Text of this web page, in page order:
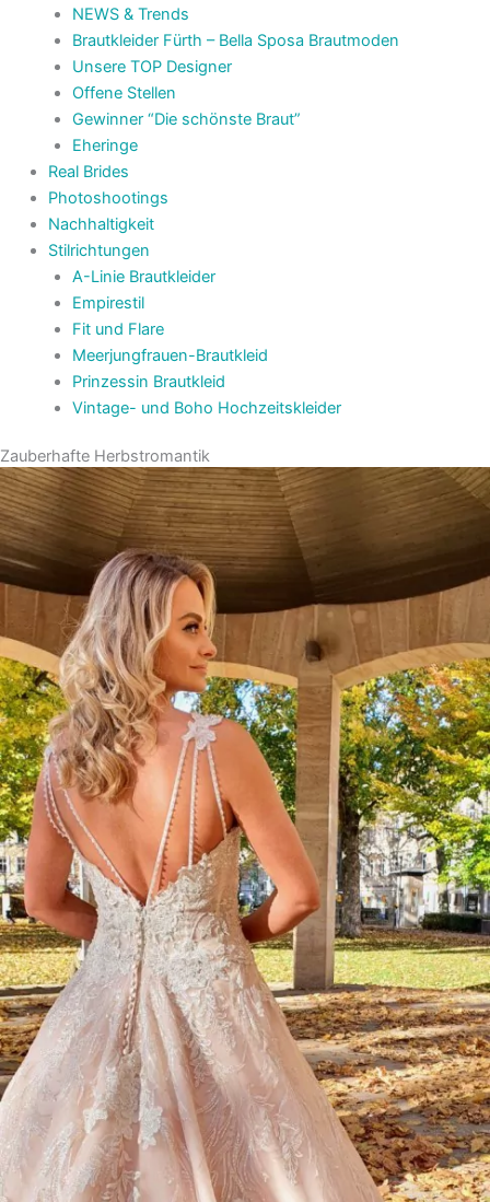
NEWS & Trends
Brautkleider Fürth – Bella Sposa Brautmoden
Unsere TOP Designer
Offene Stellen
Gewinner “Die schönste Braut”
Eheringe
Real Brides
Photoshootings
Nachhaltigkeit
Stilrichtungen
A-Linie Brautkleider
Empirestil
Fit und Flare
Meerjungfrauen-Brautkleid
Prinzessin Brautkleid
Vintage- und Boho Hochzeitskleider
Zauberhafte Herbstromantik